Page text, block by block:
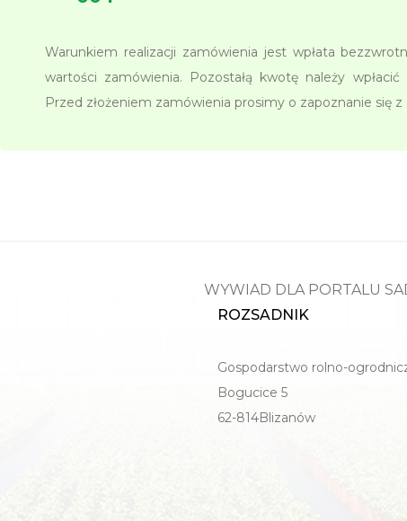
Warunkiem realizacji zamówienia jest wpłata
wartości zamówienia. Pozostałą kwotę należy
Przed złożeniem zamówienia prosimy o zapoznanie się z
WYWIAD DLA PORTALU
ROZSADNIK
Gospodarstwo rolno-
Bogucice 5
62-814Blizanów